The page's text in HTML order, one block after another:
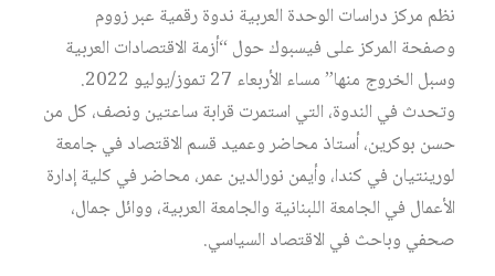
نظم مركز دراسات الوحدة العربية ندوة رقمية عبر زووم
وصفحة المركز على فيسبوك حول “أزمة الاقتصادات العربية
وسبل الخروج منها” مساء الأربعاء 27 تموز/يوليو 2022.
وتحدث في الندوة، التي استمرت قرابة ساعتين ونصف، كل من
حسن بوكرين، أستاذ محاضر وعميد قسم الاقتصاد في جامعة
لورينتيان في كندا، وأيمن نورالدين عمر، محاضر في كلية إدارة
الأعمال في الجامعة اللبنانية والجامعة العربية، ووائل جمال،
صحفي وباحث في الاقتصاد السياسي.